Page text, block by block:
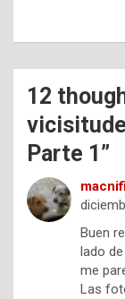
12
Parte 1 ”
Buen
lado
me
Las